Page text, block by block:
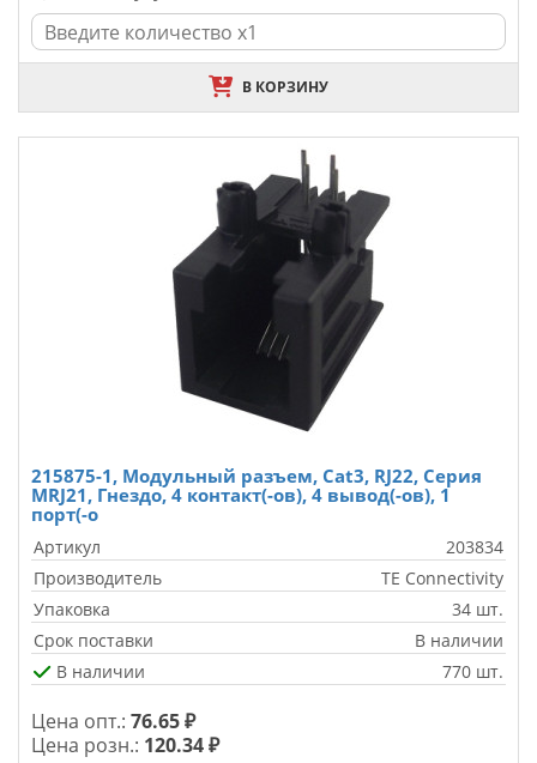
В КОРЗИНУ
215875-1, Модульный разъем, Cat3, RJ22, Серия
MRJ21, Гнездо, 4 контакт(-ов), 4 вывод(-ов), 1
порт(-о
Артикул
203834
Производитель
TE Connectivity
Упаковка
34 шт.
Срок поставки
В наличии
В наличии
770 шт.
Цена опт.: 76.65 ₽
Цена розн.: 120.34 ₽